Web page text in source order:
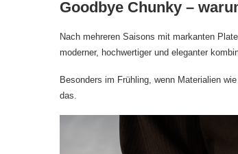
Goodbye Chunky –
Nach mehreren Saisons mit markanten
moderner, hochwertiger und eleganter
Besonders im Frühling, wenn Materialien
das.